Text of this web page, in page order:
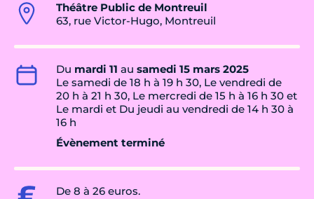
Théâtre Public de Montreuil
63, rue Victor-Hugo, Montreuil
Du mardi 11 au samedi 15 mars 2025
Le samedi de 18 h à 19 h 30, Le vendredi de
20 h à 21 h 30, Le mercredi de 15 h à 16 h 30 et
Le mardi et Du jeudi au vendredi de 14 h 30 à
16 h
Évènement terminé
De 8 à 26 euros.